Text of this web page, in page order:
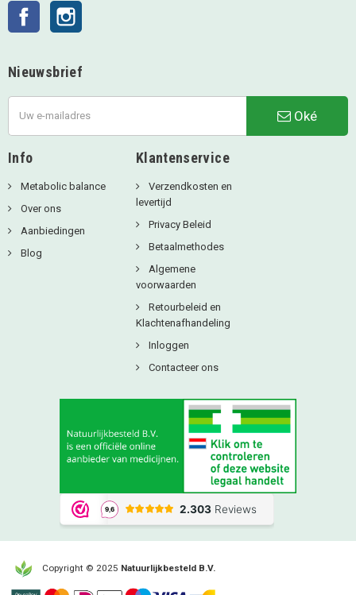
Facebook
Nieuwsbrief
Oké
Info
Metabolic balance
Over ons
Aanbiedingen
Blog
Klantenservice
Verzendkosten en
levertijd
Privacy Beleid
Betaalmethodes
Algemene
voorwaarden
Retourbeleid en
Klachtenafhandeling
Inloggen
Contacteer ons
Copyright © 2025 Natuurlijkbesteld B.V.